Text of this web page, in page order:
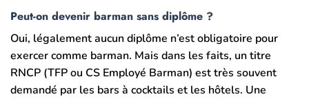
Peut-on devenir barman sans diplôme ?
Oui, légalement aucun diplôme n’est obligatoire pour
exercer comme barman. Mais dans les faits, un titre
RNCP (TFP ou CS Employé Barman) est très souvent
demandé par les bars à cocktails et les hôtels. Une